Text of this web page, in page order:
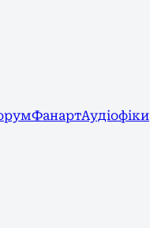
ФанартАудіофіки